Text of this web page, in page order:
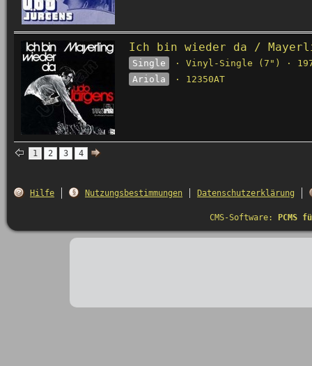
Ich bin wieder da /
Single
· Vinyl-Single (7") ·
Ariola
· 12350AT
1 2 3 4
Hilfe Nutzungsbestimmungen Datenschutzerklärung
CMS-Software: PCMS